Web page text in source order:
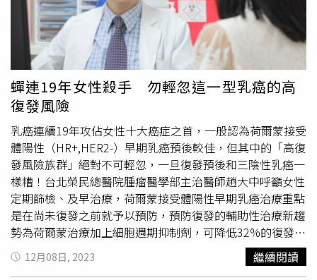
師進一步表示，早期肺癌的症狀幾乎不明顯，常常是沒有症
狀，僅少數因腫瘤發生位置緊靠氣管或支氣管，因病灶壓迫
產生咳嗽，才有機率因久咳不癒而發現早期肺癌。對此，沈
彥君醫師也提醒，低劑量電腦斷層檢查（LDCT）作為早期
發現肺癌的篩檢工具，且自民國111年7月1日開辦肺癌早期
偵測計畫，針對規定年齡階層中，具肺癌家族史及重度吸菸
史之兩大高風險族群，提供
另外，沈彥君醫師強調，曾經罹患肺結核或其他肺部慢性發
炎性疾病者，抑或是長期位處易致癌環境如通風不良油煙廚
房、金屬業、冶礦業、石棉業或曝露於放射線下環境的人，
也可能提高罹患肺癌機率，若有任何肺部健康的疑慮，請務
必主動安排LDCT檢查，也不需太過於恐慌偽陽性，只要聽
從醫師建議定期安排後續追蹤，才能有爭取黃金治療的時
間。
蟬連19年女性殺手 勿輕忽這一型乳癌的高
復發風險
乳癌連續19年攻佔女性十大癌症之首，一般認為荷爾蒙接受
體陽性（HR+,HER2-）早期乳癌預後較佳，但其中的「高復
發風險族群」絕對不可輕忽，一旦復發預後和三陰性乳癌一
樣糟！台北榮民總醫院腫瘤醫學部主治醫師趙大中呼籲女性
定期篩檢、及早治療，荷爾蒙接受體陽性早期乳癌治療重點
是在尚未復發之前就予以預防，預防復發的輔助性治療新趨
勢為荷爾蒙治療加上細胞週期抑制劑，可降低32%的復發風
險，效果顯著。乳癌是台灣女性最好發的癌症，近30多年來
發生率持續上升，台灣每年新增約1萬5千名患者。根據國健
12月08日, 2023 繼續閱讀